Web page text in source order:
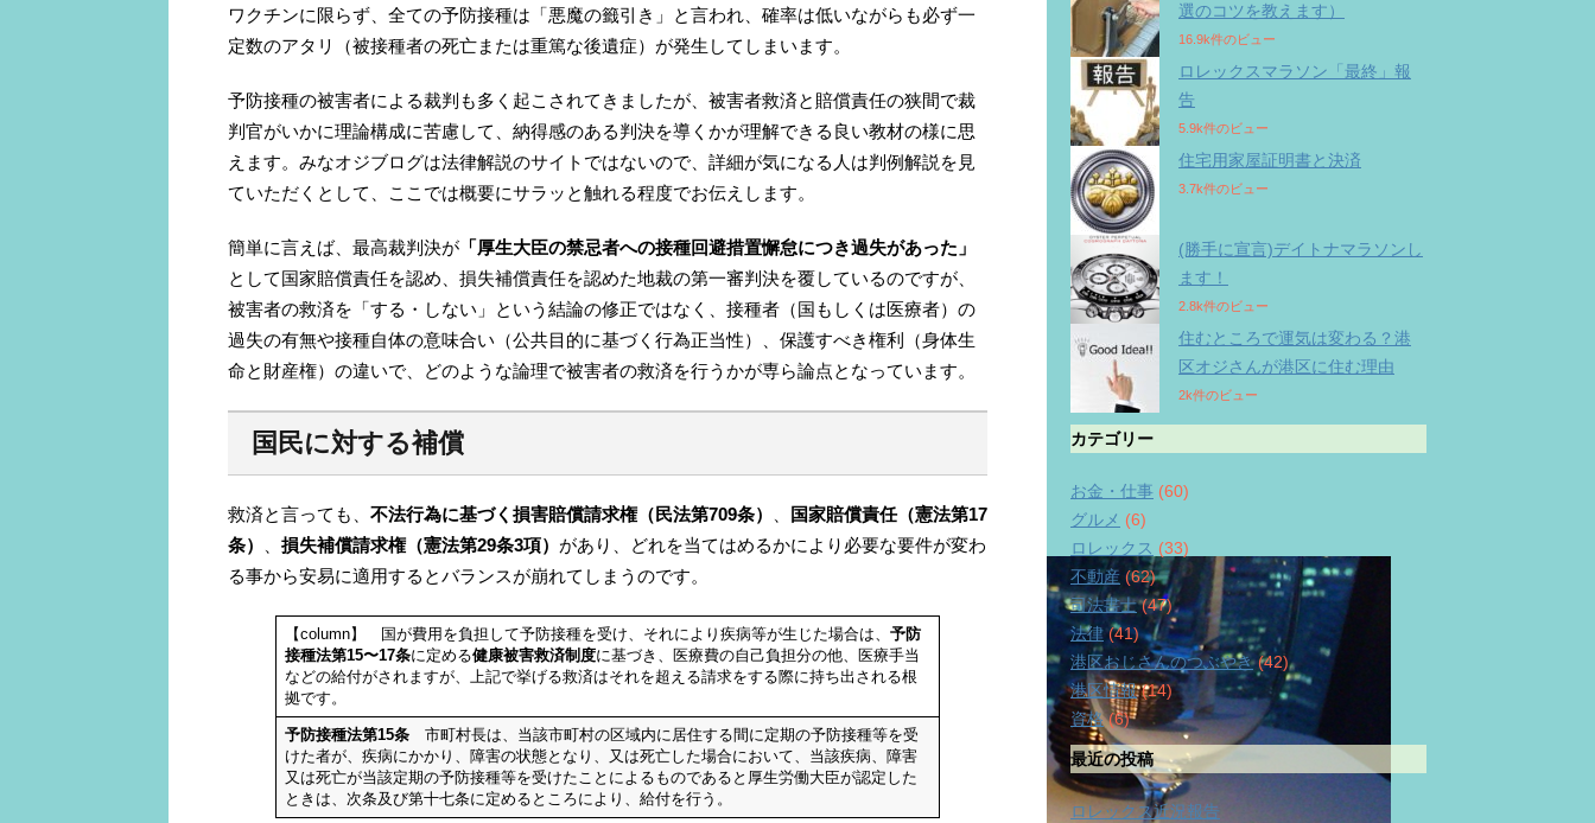
ワクチンに限らず、全ての予防接種は「悪魔の籤引き」と言われ、確率は低いながらも必ず一
定数のアタリ（被接種者の死亡または重篤な後遺症）が発生してしまいます。
予防接種の被害者による裁判も多く起こされてきましたが、被害者救済と賠償責任の狭間で裁
判官がいかに理論構成に苦慮して、納得感のある判決を導くかが理解できる良い教材の様に思
えます。みなオジブログは法律解説のサイトではないので、詳細が気になる人は判例解説を見
ていただくとして、ここでは概要にサラッと触れる程度でお伝えします。
簡単に言えば、最高裁判決が 「厚生大臣の禁忌者への接種回避措置懈怠につき過失があった」
として国家賠償責任を認め、損失補償責任を認めた地裁の第一審判決を覆しているのですが、
被害者の救済を「する・しない」という結論の修正ではなく、接種者（国もしくは医療者）の
過失の有無や接種自体の意味合い（公共目的に基づく行為正当性）、保護すべき権利（身体生
命と財産権）の違いで、どのような論理で被害者の救済を行うかが専ら論点となっています。
国民に対する補償
救済と言っても、 不法行為に基づく損害賠償請求権（民法第709条）
国家賠償責任（憲法第17
条）
損失補償請求権（憲法第29条3項） があり、どれを当てはめるかにより必要な要件が変わ
る事から安易に適用するとバランスが崩れてしまうのです。
【column】 国が費⽤を負担して予防接種を受け、それにより疾病等が⽣じた場合は、 予防
接種法第15〜17条に定める健康被害救済制度に基づき、医療費の⾃⼰負担分の他、医療⼿当
などの給付がされますが、上記で挙げる救済はそれを超える請求をする際に持ち出される根
拠です。
予防接種法第15条市町村長は、当該市町村の区域内に居住する間に定期の予防接種等を受
けた者が、疾病にかかり、障害の状態となり、又は死亡した場合において、当該疾病、障害
又は死亡が当該定期の予防接種等を受けたことによるものであると厚生労働大臣が認定した
ときは、次条及び第十七条に定めるところにより、給付を行う。
選のコツを教えます）
16.9k件のビュー
ロレックスマラソン「最終」報
告
5.9k件のビュー
住宅用家屋証明書と決済
3.7k件のビュー
(勝手に宣言)デイトナマラソンし
ます！
2.8k件のビュー
住むところで運気は変わる？港
区オジさんが港区に住む理由
2k件のビュー
カテゴリー
お金・仕事 (60)
グルメ (6)
ロレックス (33)
不動産 (62)
司法書士(47)
法律(41)
港区おじさんのつぶやき(42)
港区情報(14)
資格(6)
最近の投稿
ロレックス近況報告